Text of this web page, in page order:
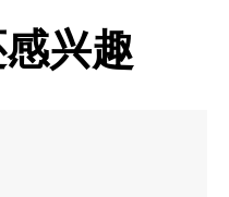
兴趣